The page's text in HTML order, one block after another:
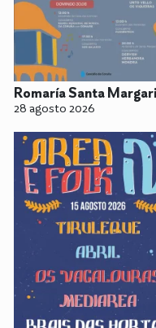
Romaría Santa
28 agosto 2026